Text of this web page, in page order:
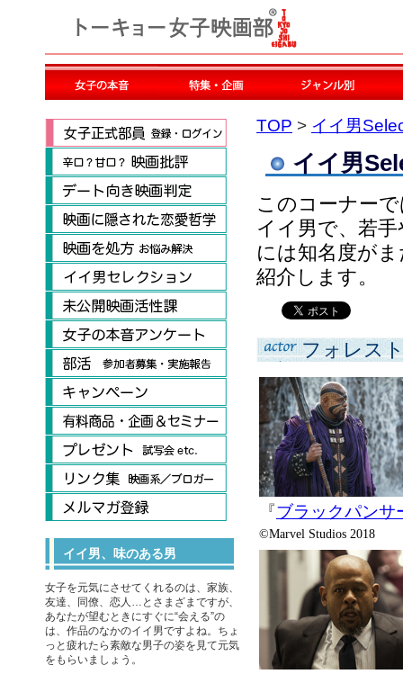
イイ男、味のある男
女子を元気にさせてくれるのは、家族、
友達、同僚、恋人…とさまざまですが、
あなたが望むときにすぐに“会える”の
は、作品のなかのイイ男ですよね。ちょ
っと疲れたら素敵な男子の姿を見て元気
をもらいましょう。
TOP > イイ男
イイ男
このコーナー
イイ男で、若
には知名度が
紹介します。
フォレス
『ブラックパンサ
©Marvel Studios 2018